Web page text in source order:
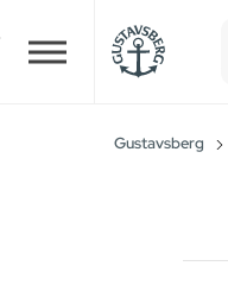
Skip to main content
Gustavsberg